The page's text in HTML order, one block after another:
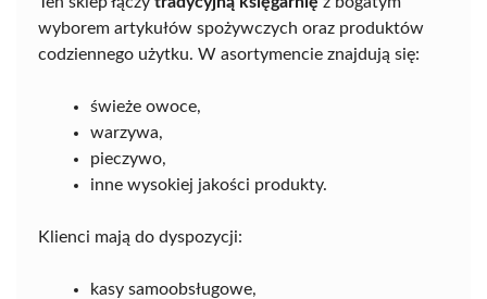
wyborem artykułów spożywczych oraz produktów
codziennego użytku. W asortymencie znajdują się:
świeże owoce,
warzywa,
pieczywo,
inne wysokiej jakości produkty.
Klienci mają do dyspozycji:
kasy samoobsługowe,